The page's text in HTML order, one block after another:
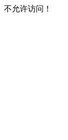
不允许访问！